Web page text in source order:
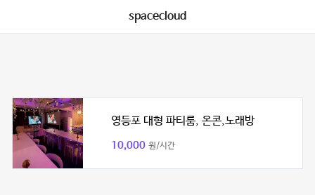
spacecloud
영등포 대형 파티룸, 온콘,노래방
10,000 원/시간